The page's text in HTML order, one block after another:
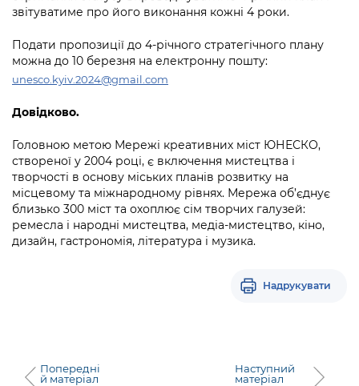
звітуватиме про його виконання кожні 4 роки.
Подати пропозиції до 4-річного стратегічного плану
можна до 10 березня на електронну пошту:
unesco.kyiv.2024@gmail.com
Довідково.
Головною метою Мережі креативних міст ЮНЕСКО,
створеної у 2004 році, є включення мистецтва і
творчості в основу міських планів розвитку на
місцевому та міжнародному рівнях. Мережа об’єднує
близько 300 міст та охоплює сім творчих галузей:
ремесла і народні мистецтва, медіа-мистецтво, кіно,
дизайн, гастрономія, література і музика.
Надрукувати
Попередні
й матеріал
Наступний
матеріал